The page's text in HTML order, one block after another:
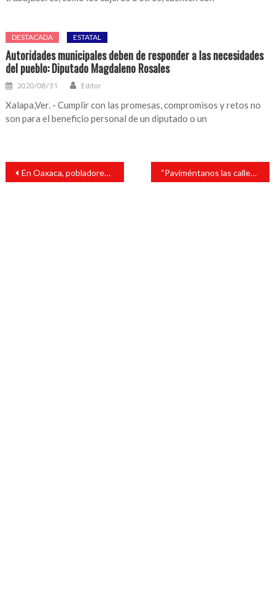
DESTACADA ESTATAL
Autoridades municipales deben de responder a las necesidades
del pueblo: Diputado Magdaleno Rosales
2020/08/31 Editor
Xalapa,Ver. - Cumplir con las promesas, compromisos y retos no
son para el beneficio personal de un diputado o un
Navegación
entradas
En Oaxaca, pobladores anuncian cierre definitivo de Hierve el Agua al turismo, ante riesgo de violencia “Paviméntanos las calles de San Andrés, gracias al buen manejo de los recursos, aprovechando al máximo las contribuciones de los ciudadanos”: Tavo Pérez